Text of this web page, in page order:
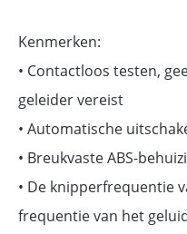
Kenmerken:
• Contactloos testen,
geleider vereist
• Automatische
• Breukvaste ABS-
• De knipperfrequentie
frequentie van het